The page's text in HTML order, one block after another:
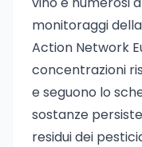
monitoraggi
Action Network
concentrazioni
e seguono lo
sostanze
residui dei